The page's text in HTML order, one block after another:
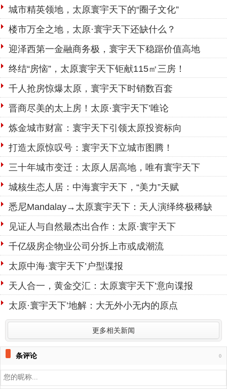
城市精英领地，太原寰宇天下的“圈子文化”
楼市万全之地，太原·寰宇天下还缺什么？
迎泽西第一金融商务极，寰宇天下稳踞价值高地
终结“房恼”，太原寰宇天下钜献115㎡三房！
千人抢房惊爆太原，寰宇天下时销数百套
晋商尽美的太上房！太原·寰宇天下’唯论
炼金城市财富：寰宇天下引领太原投资标向
打造太原惊叹号：寰宇天下立城市图腾！
三十年城市变迁：太原人居高地，唯有寰宇天下
城核生态人居：中海寰宇天下，“美力”天赋
悉尼Mandalay→太原寰宇天下：天人演绎终极稀缺
见证人与自然最杰出合作：太原·寰宇天下
千亿级房企物业公司分拆上市或成潮流
太原中海·寰宇天下’户型谍报
天人合一，黄金交汇：太原寰宇天下’意向谍报
太原·寰宇天下’地解：大无外小无内的原点
更多相关新闻
0
条评论